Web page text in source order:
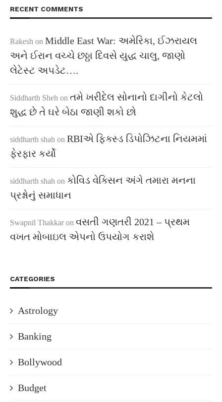
RECENT COMMENTS
Rakesh on Middle East War: અમેરિકા, ઈઝરાયલ
અને ઈરાન વચ્ચે છઠ્ઠા દિવસે યુદ્ધ ચાલુ, જાણો
લેટેસ્ટ અપડેટ….
Siddharth Sheh on તમે ખરીદેલ સોનાનો દાગીનો કેટલો
શુદ્ધ છે તે ઘરે બેઠા જાણી શકો છો
siddharth shah on RBIએ ફિક્સ્ડ ડિપોઝિટના નિયમમાં
ફેરફાર કર્યો
siddharth shah on કોવિડ વેક્સિન અંગે તમારા મનના
પ્રશ્નોનું સમાધાન
Swapnil Thakkar on વસતી ગણતરી 2021 – પ્રથમ
વખત મોબાઇલ એપનો ઉપયોગ કરાશે
CATEGORIES
Astrology
Banking
Bollywood
Budget